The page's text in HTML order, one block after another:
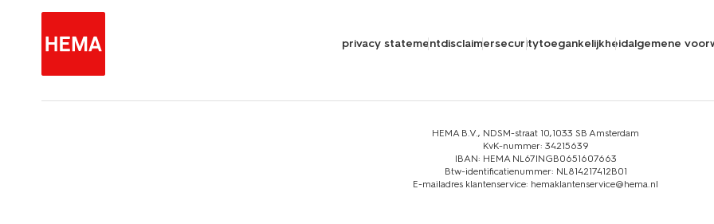
privacy statementdisclaimersecuritytoegankelijkheidalgemene
HEMA B.V., NDSM-straat 10,1033 SB Amsterdam
KvK-nummer: 34215639
IBAN: HEMA NL67INGB0651607663
Btw-identificatienummer: NL814217412B01
E-mailadres klantenservice: hemaklantenservice@hema.nl